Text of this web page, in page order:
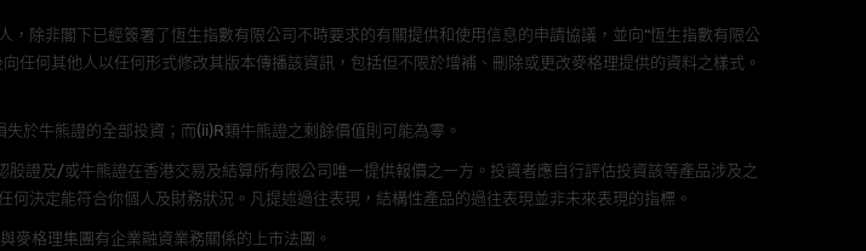
方便閣下取得更多關於市場上相關產品及機構的資訊。麥格理集團對此等網
的內容及所介紹服務或產品是否準確或合適，不作任何聲明。麥格理集團建
站的連結，不應視為該第三者推介本網站。
除非閣下已經簽署了恆生指數有限公司不時要求的有關提供和使用信息的申請協議，並向“恆生指數有限公
何其他人以任何形式修改其版本傳播該資訊，包括但不限於增補、刪除或更改麥格理提供的資料之樣式。
於牛熊證的全部投資；而(ii)R類牛熊證之剩餘價值則可能為零。
證及/或牛熊證在香港交易及結算所有限公司唯一提供報價之一方。投資者應自行評估投資該等產品涉及之
決定能符合你個人及財務狀況。凡提述過往表現，結構性產品的過往表現並非未來表現的指標。
麥格理集團有企業融資業務關係的上市法團。